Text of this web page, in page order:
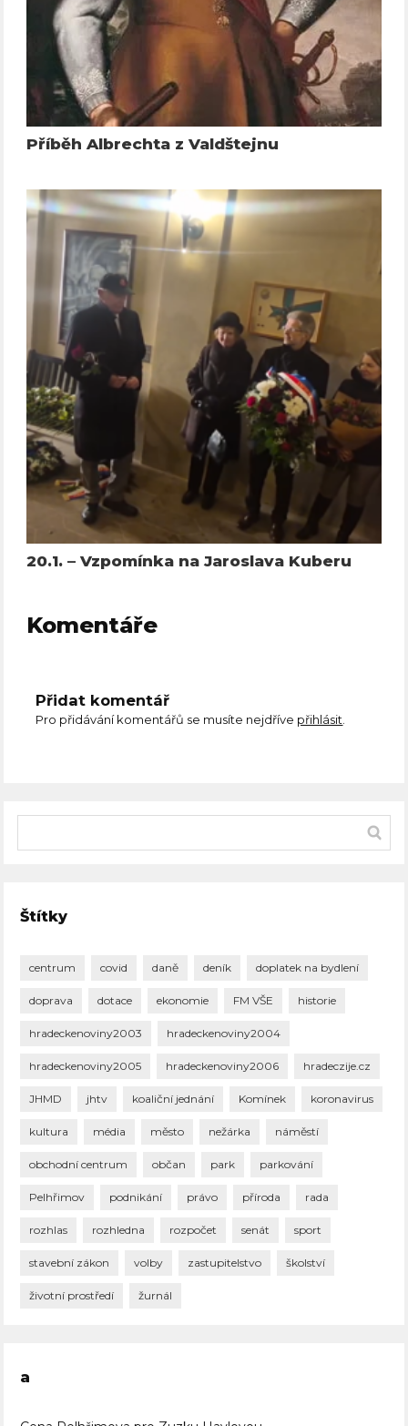
Příběh Albrechta z Valdštejnu
20.1. – Vzpomínka na Jaroslava Kuberu
Komentáře
Přidat komentář
Pro přidávání komentářů se musíte nejdříve přihlásit.
Štítky
centrum covid daně deník doplatek na bydlení
doprava dotace ekonomie FM VŠE historie
hradeckenoviny2003 hradeckenoviny2004
hradeckenoviny2005 hradeckenoviny2006 hradeczije.cz
JHMD jhtv koaliční jednání Komínek koronavirus
kultura média město nežárka náměstí
obchodní centrum občan park parkování
Pelhřimov podnikání právo příroda rada
rozhlas rozhledna rozpočet senát sport
stavební zákon volby zastupitelstvo školství
životní prostředí žurnál
a